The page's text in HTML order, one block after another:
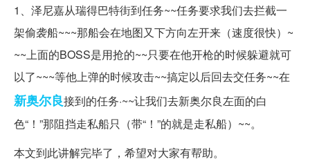
1、泽尼嘉从瑞得巴特街到任务~~任务要求我们去拦截一
架偷袭船~~~那船会在地图又下方向左开来（速度很快）~
~~上面的BOSS是用抢的~~只要在他开枪的时候躲避就可
以了~~~等他上弹的时候攻击~~搞定以后回去交任务~~在
新奥尔良接到的任务·~~让我们去新奥尔良左面的白
色“！”那阻挡走私船只（带“！”的就是走私船）~~。
本文到此讲解完毕了，希望对大家有帮助。